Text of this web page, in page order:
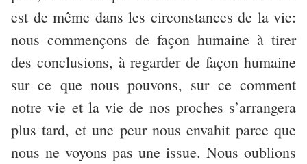
est de même dans les circonstances de la vie:
nous commençons de façon humaine à tirer
des conclusions, à regarder de façon humaine
sur ce que nous pouvons, sur ce comment
notre vie et la vie de nos proches s’arrangera
plus tard, et une peur nous envahit parce que
nous ne voyons pas une issue. Nous oublions